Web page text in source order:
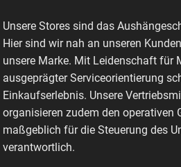
Unsere Stores sind das
Hier sind wir nah an unseren
unsere Marke. Mit Leidenschaft für
ausgeprägter Serviceorientierung
Einkaufserlebnis. Unsere
organisieren zudem den operativen
maßgeblich für die Steuerung des
verantwortlich.